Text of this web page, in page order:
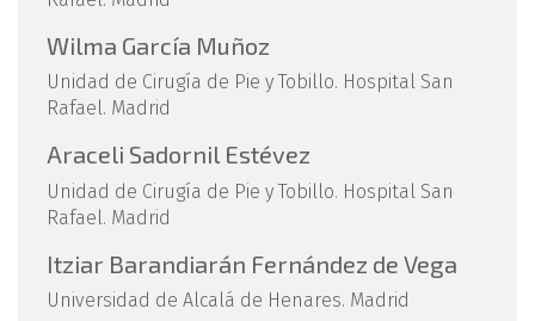
Wilma García Muñoz
Unidad de Cirugía de Pie y Tobillo. Hospital San
Rafael. Madrid
Araceli Sadornil Estévez
Unidad de Cirugía de Pie y Tobillo. Hospital San
Rafael. Madrid
Itziar Barandiarán Fernández de Vega
Universidad de Alcalá de Henares. Madrid